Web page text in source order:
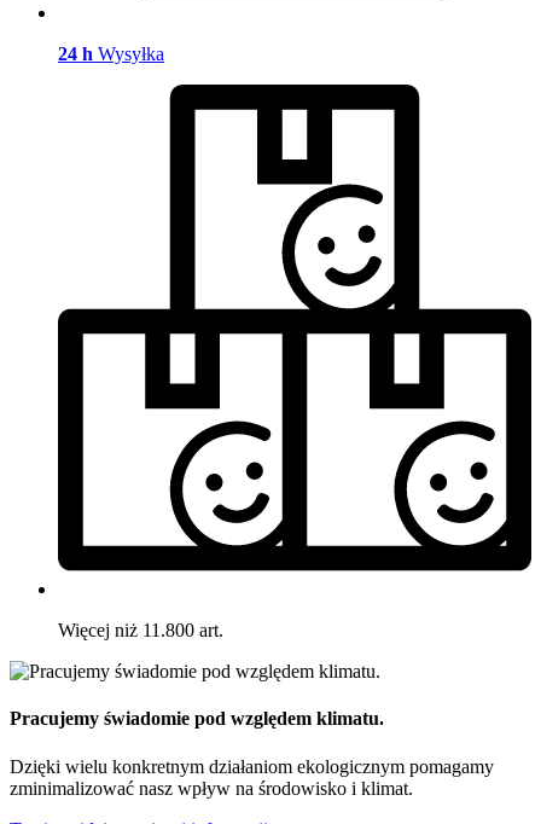
24 h Wysyłka
Więcej niż 11.800 art.
Pracujemy świadomie pod względem klimatu.
Dzięki wielu konkretnym działaniom ekologicznym pomagamy
zminimalizować nasz wpływ na środowisko i klimat.